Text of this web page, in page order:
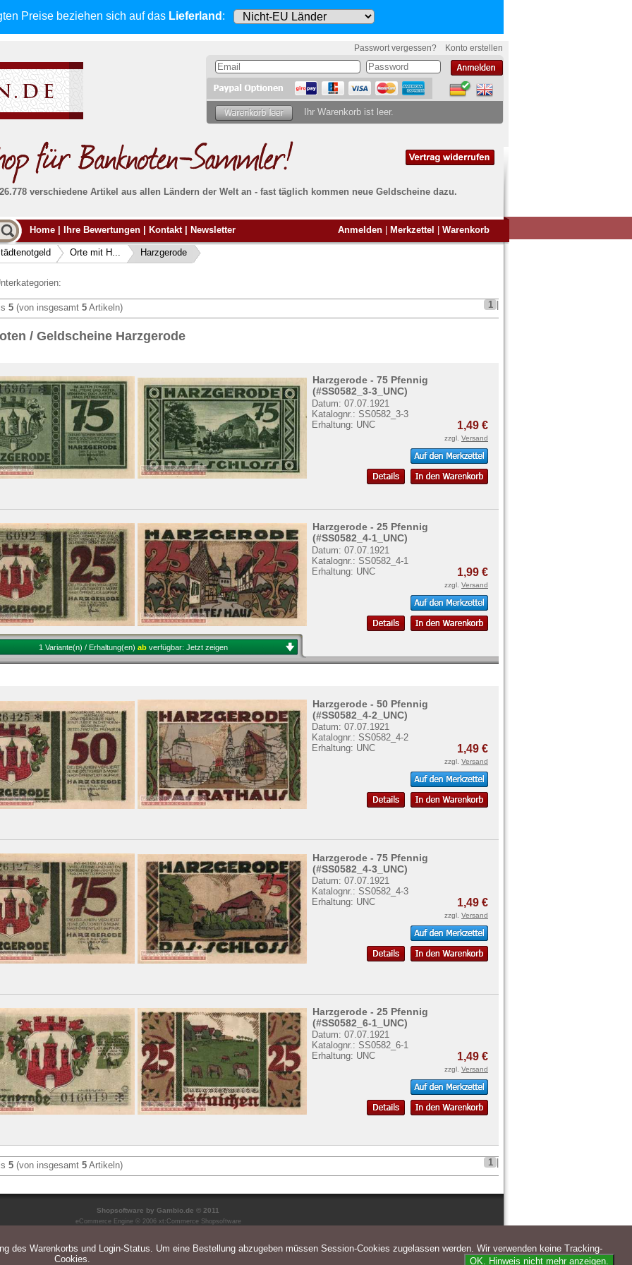
Preise beziehen sich auf das Lieferland :
Passwort vergessen? Konto erstellen
Ihr Warenkorb ist leer.
verschiedene Artikel aus allen Ländern der Welt an - fast täglich kommen neue Geldscheine dazu.
Alle Lieferungen, auch ins Ausland, werden
von uns voll versichert. Sie habenkein Risiko
falls die Sendung verloren geht oder beschädigt
wird.
Absolute Zuverlässigkeit:
Banknoten
Möchten Sie Banknoten
verkaufen?
Siehier.
Home Ihre Bewertungen Kontakt Newsletter Anmelden Merkzettel Warenkorb
Orte mit H... Harzgerode
5 (von insgesamt 5 Artikeln) 1
/ Geldscheine Harzgerode
Harzgerode - 75 Pfennig
(#SS0582_3-3_UNC)
Datum: 07.07.1921
Katalognr.: SS0582_3-3
Erhaltung: UNC
1,49 €
zzgl. Versand
Harzgerode - 25 Pfennig
(#SS0582_4-1_UNC)
Datum: 07.07.1921
Katalognr.: SS0582_4-1
Erhaltung: UNC
1,99 €
zzgl. Versand
1 Variante(n) / Erhaltung(en) ab verfügbar: Jetzt zeigen
Harzgerode - 50 Pfennig
(#SS0582_4-2_UNC)
Datum: 07.07.1921
Katalognr.: SS0582_4-2
Erhaltung: UNC
1,49 €
zzgl. Versand
Harzgerode - 75 Pfennig
(#SS0582_4-3_UNC)
Datum: 07.07.1921
Katalognr.: SS0582_4-3
Erhaltung: UNC
1,49 €
zzgl. Versand
Harzgerode - 25 Pfennig
(#SS0582_6-1_UNC)
Datum: 07.07.1921
Katalognr.: SS0582_6-1
Erhaltung: UNC
1,49 €
zzgl. Versand
5 (von insgesamt 5 Artikeln) 1
Shopsoftware by Gambio.de © 2011
eCommerce Engine © 2006 xt:Commerce Shopsoftware
des Warenkorbs und Login-Status. Um eine Bestellung abzugeben müssen Session-Cookies zugelassen werden. Wir verwenden keine Tracking-
Cookies.
OK. Hinweis nicht mehr anzeigen.